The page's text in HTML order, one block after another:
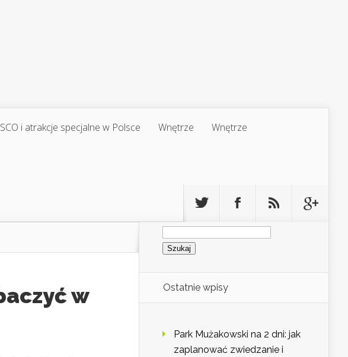
i atrakcje specjalne w Polsce Wnętrze Wnętrze
w
Szukaj:
Ostatnie wpisy
Park Mużakowski na 2 dni: jak
zaplanować zwiedzanie i